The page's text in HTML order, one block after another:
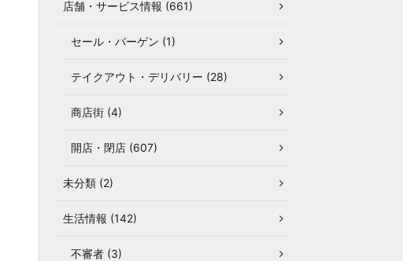
店舗・サービス情報 (661)
セール・バーゲン (1)
テイクアウト・デリバリー (28)
商店街 (4)
開店・閉店 (607)
未分類 (2)
生活情報 (142)
不審者 (3)